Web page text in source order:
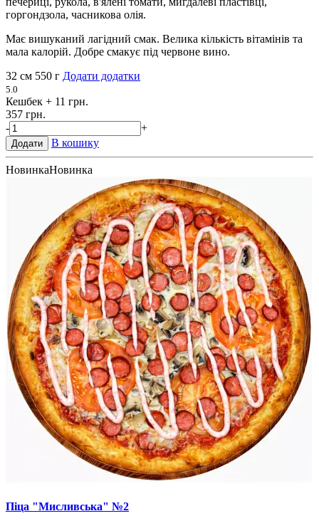
горгондзола, часникова олія.
Має вишуканий лагідний смак. Велика кількість вітамінів та
мала калорій. Добре смакує під червоне вино.
32 см 550 г Додати додатки
5.0
Кешбек + 11 грн.
357 грн.
-
+
Додати В кошику
НовинкаНовинка
Піца "Мисливська" №2